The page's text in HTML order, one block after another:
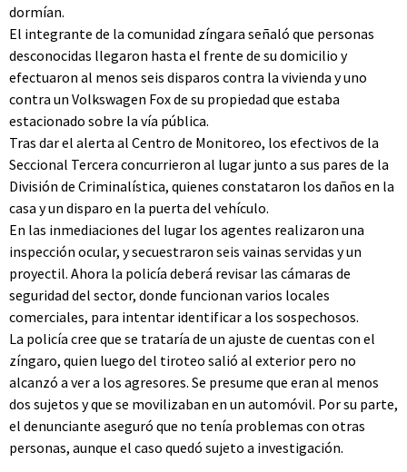
dormían.
El integrante de la comunidad zíngara señaló que personas
desconocidas llegaron hasta el frente de su domicilio y
efectuaron al menos seis disparos contra la vivienda y uno
contra un Volkswagen Fox de su propiedad que estaba
estacionado sobre la vía pública.
Tras dar el alerta al Centro de Monitoreo, los efectivos de la
Seccional Tercera concurrieron al lugar junto a sus pares de la
División de Criminalística, quienes constataron los daños en la
casa y un disparo en la puerta del vehículo.
En las inmediaciones del lugar los agentes realizaron una
inspección ocular, y secuestraron seis vainas servidas y un
proyectil. Ahora la policía deberá revisar las cámaras de
seguridad del sector, donde funcionan varios locales
comerciales, para intentar identificar a los sospechosos.
La policía cree que se trataría de un ajuste de cuentas con el
zíngaro, quien luego del tiroteo salió al exterior pero no
alcanzó a ver a los agresores. Se presume que eran al menos
dos sujetos y que se movilizaban en un automóvil. Por su parte,
el denunciante aseguró que no tenía problemas con otras
personas, aunque el caso quedó sujeto a investigación.